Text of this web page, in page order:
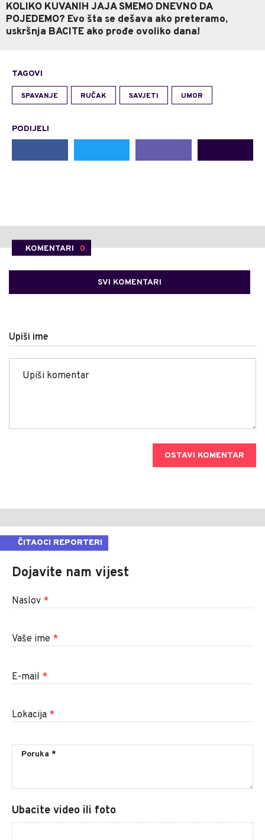
KOLIKO KUVANIH JAJA SMEMO DNEVNO DA
POJEDEMO? Evo šta se dešava ako preteramo,
uskršnja BACITE ako prođe ovoliko dana!
TAGOVI
SPAVANJE RUČAK SAVJETI UMOR
PODIJELI
KOMENTARI 0
SVI KOMENTARI
Upiši ime
OSTAVI KOMENTAR
ČITAOCI REPORTERI
Dojavite nam vijest
Naslov *
Vaše ime *
E-mail *
Lokacija *
Ubacite video ili foto